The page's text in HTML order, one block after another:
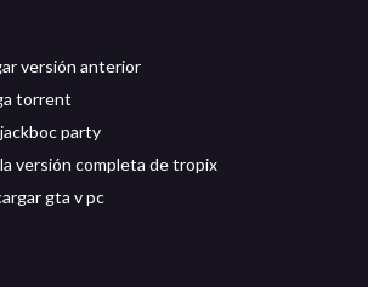
versión anterior
torrent
party
versión completa de tropix
gta v pc